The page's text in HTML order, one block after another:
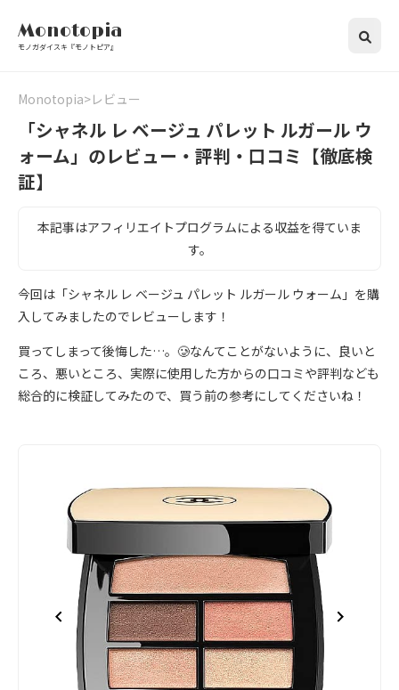
Monotopia
モノガダイスキ『モノトピア』
Monotopia レビュー
「シャネル レ ベージュ パレット ルガール ウ
ォーム」のレビュー・評判・口コミ【徹底検
証】
本記事はアフィリエイトプログラムによる収益を得ていま
す。
今回は「シャネル レ ベージュ パレット ルガール ウォーム」を購
入してみましたのでレビューします！
買ってしまって後悔した…。🥲なんてことがないように、良いと
ころ、悪いところ、実際に使用した方からの口コミや評判なども
総合的に検証してみたので、買う前の参考にしてくださいね！